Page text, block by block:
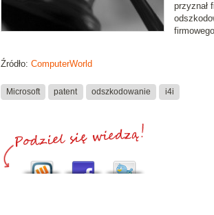
przyznał
Źródło: ComputerWorld
Microsoft patent odszkodowanie i4i